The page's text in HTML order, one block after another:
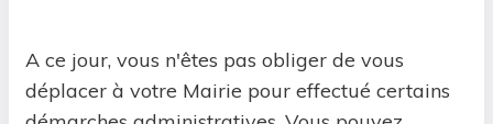
A ce jour, vous n'êtes pas obliger de vous
déplacer à votre Mairie pour effectué certains